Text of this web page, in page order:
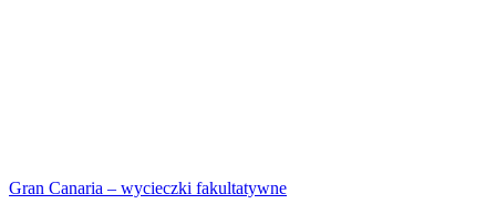
Gran Canaria – wycieczki fakultatywne